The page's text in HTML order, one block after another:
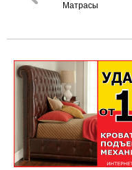
Матрасы